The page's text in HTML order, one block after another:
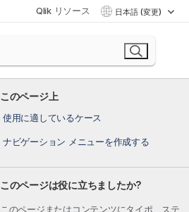
Qlik リソース 日本語 (変更)
このページ上
使用に適しているケース
ナビゲーション メニューを作成する
このページは役に立ちましたか?
このページまたはコンテンツにタイポ、ステ